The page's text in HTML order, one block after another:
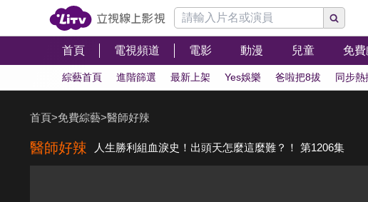
首頁 電視頻道 電影 動漫 兒童 免費
綜藝首頁 進階篩選 最新上架 Yes娛樂 爸啦把8拔 同步熱
首頁>免費綜藝>醫師好辣
醫師好辣 人生勝利組血淚史！出頭天怎麼這麼難？！ 第1206集